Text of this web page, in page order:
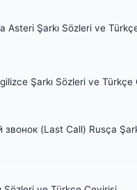
Asteri Şarkı Sözleri ve
Şarkı Sözleri ve Türkçe
(Last Call) Rusça